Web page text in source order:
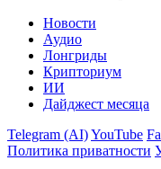
Новости
Аудио
Лонгриды
Крипториум
ИИ
Дайджест месяца
Telegram (AI)YouTube
Политика приватности